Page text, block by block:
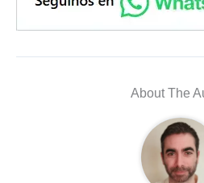
About The